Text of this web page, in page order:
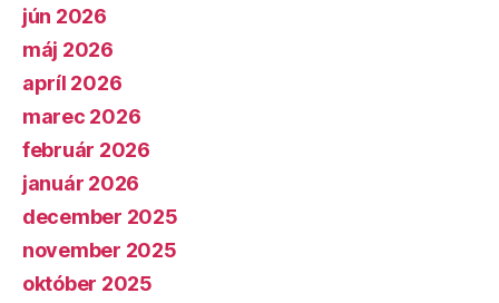
jún 2026
máj 2026
apríl 2026
marec 2026
február 2026
január 2026
december 2025
november 2025
október 2025